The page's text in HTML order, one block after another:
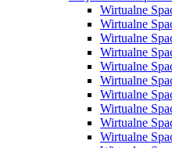
Wirtualne
Wirtualne
Wirtualne
Wirtualne
Wirtualne
Wirtualne
Wirtualne
Wirtualne
Wirtualne
Wirtualne